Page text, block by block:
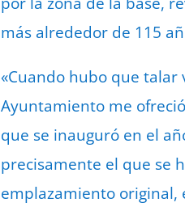
más alrededor de 115
«Cuando hubo que
Ayuntamiento me
que se inauguró en el
precisamente el que se
emplazamiento original,